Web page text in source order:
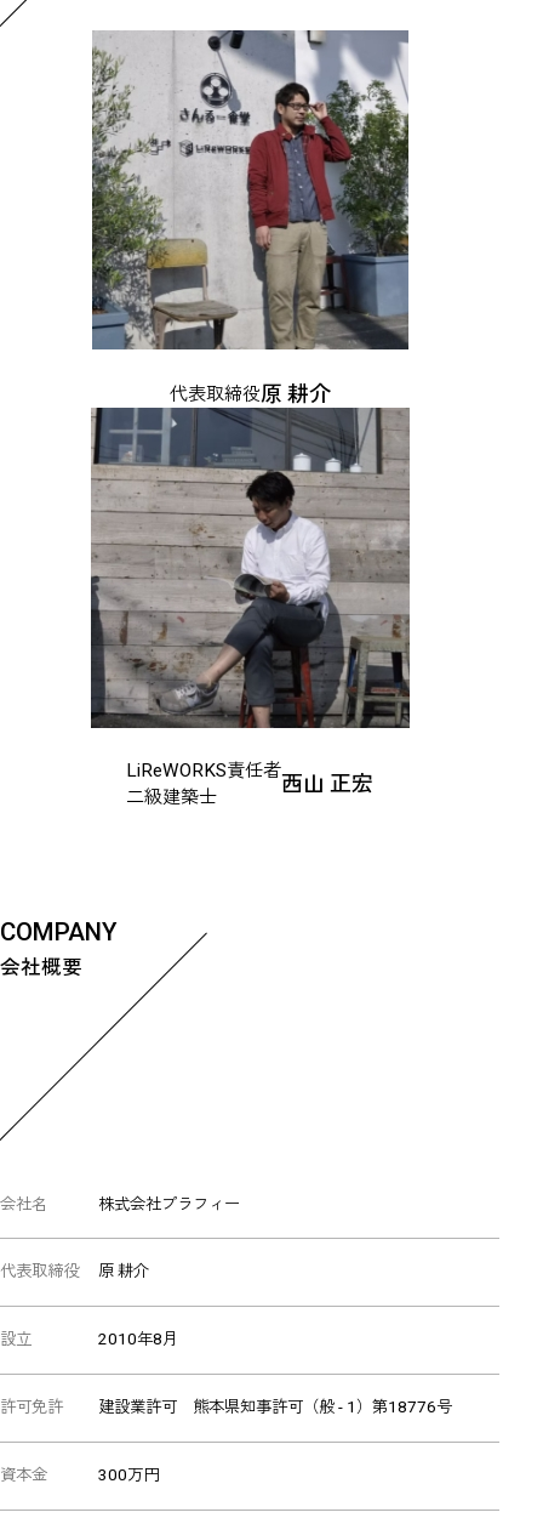
代表取締役原 耕介
LiReWORKS責任者
二級建築士
西山 正宏
COMPANY
会社概要
会社名 株式会社プラフィー
代表取締役 原 耕介
設立 2010年8月
許可免許 建設業許可 熊本県知事許可（般 - 1）第18776号
資本金 300万円